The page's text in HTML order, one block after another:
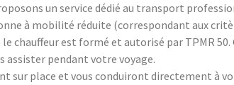
un service dédié au transport
à mobilité réduite (correspondant aux
chauffeur est formé et autorisé par TPMR 50.
assister pendant votre voyage.
sur place et vous conduiront directement